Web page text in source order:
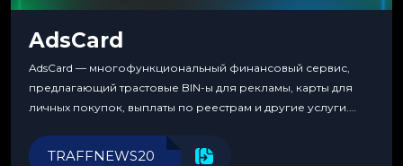
AdsCard
AdsCard — многофункциональный финансовый сервис,
предлагающий трастовые BIN-ы для рекламы, карты для
личных покупок, выплаты по реестрам и другие услуги.
инструменты для управления финансами.
TRAFFNEWS20